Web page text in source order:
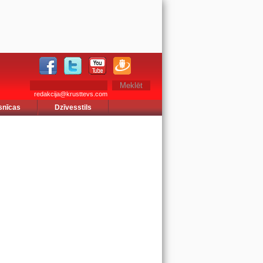
redakcija@krusttevs.com
Dzīvesstils